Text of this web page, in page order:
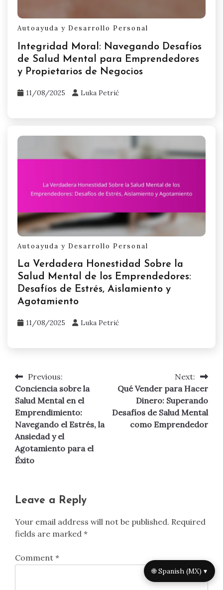
Autoayuda y Desarrollo Personal
Integridad Moral: Navegando Desafíos
de Salud Mental para Emprendedores
y Propietarios de Negocios
11/08/2025 Luka Petrić
Autoayuda y Desarrollo Personal
La Verdadera Honestidad Sobre la
Salud Mental de los Emprendedores:
Desafíos de Estrés, Aislamiento y
Agotamiento
11/08/2025 Luka Petrić
Post
navigation
Previous:
Conciencia sobre la
Salud Mental en el
Emprendimiento:
Navegando el Estrés, la
Ansiedad y el
Agotamiento para el
Éxito
Next:
Qué Vender para Hacer
Dinero: Superando
Desafíos de Salud Mental
como Emprendedor
Leave a Reply
Your email address will not be published. Required
fields are marked *
Comment *
🌐 Spanish (MX) ▾